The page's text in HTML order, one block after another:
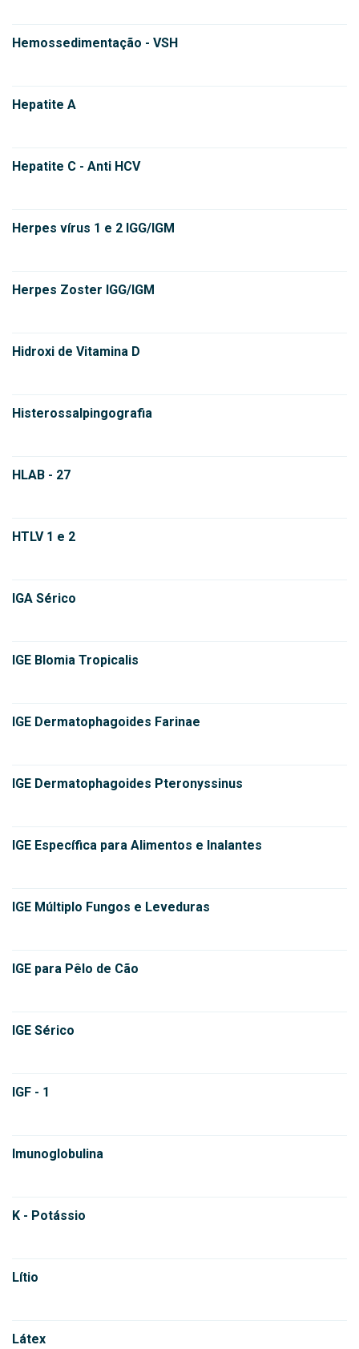
Hemossedimentação - VSH
Hepatite A
Hepatite C - Anti HCV
Herpes vírus 1 e 2 IGG/IGM
Herpes Zoster IGG/IGM
Hidroxi de Vitamina D
Histerossalpingografia
HLAB - 27
HTLV 1 e 2
IGA Sérico
IGE Blomia Tropicalis
IGE Dermatophagoides Farinae
IGE Dermatophagoides Pteronyssinus
IGE Específica para Alimentos e Inalantes
IGE Múltiplo Fungos e Leveduras
IGE para Pêlo de Cão
IGE Sérico
IGF - 1
Imunoglobulina
K - Potássio
Lítio
Látex